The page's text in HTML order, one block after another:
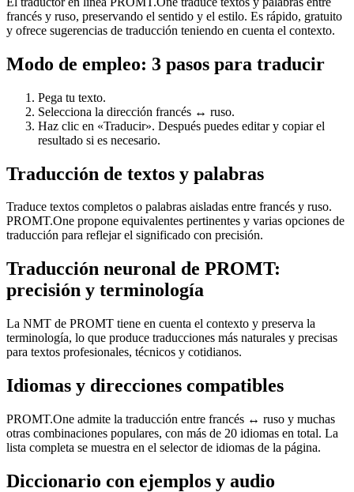
francés y ruso, preservando el sentido y el estilo. Es rápido, gratuito
y ofrece sugerencias de traducción teniendo en cuenta el contexto.
Modo de empleo: 3 pasos para traducir
Pega tu texto.
Selecciona la dirección francés ↔ ruso.
Haz clic en «Traducir». Después puedes editar y copiar el
resultado si es necesario.
Traducción de textos y palabras
Traduce textos completos o palabras aisladas entre francés y ruso.
PROMT.One propone equivalentes pertinentes y varias opciones de
traducción para reflejar el significado con precisión.
Traducción neuronal de PROMT:
precisión y terminología
La NMT de PROMT tiene en cuenta el contexto y preserva la
terminología, lo que produce traducciones más naturales y precisas
para textos profesionales, técnicos y cotidianos.
Idiomas y direcciones compatibles
PROMT.One admite la traducción entre francés ↔ ruso y muchas
otras combinaciones populares, con más de 20 idiomas en total. La
lista completa se muestra en el selector de idiomas de la página.
Diccionario con ejemplos y audio